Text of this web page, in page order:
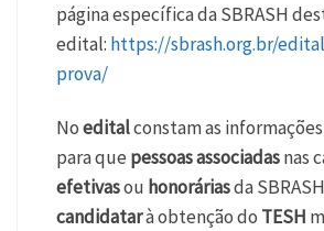
página específica da SBRASH
edital: https://sbrash.org.br/
prova/
Noeditalconstam as
para quepessoas associadasnas
efetivasou honoráriasda
candidatarà obtenção do TESH